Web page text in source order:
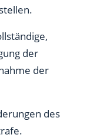
der
der
des